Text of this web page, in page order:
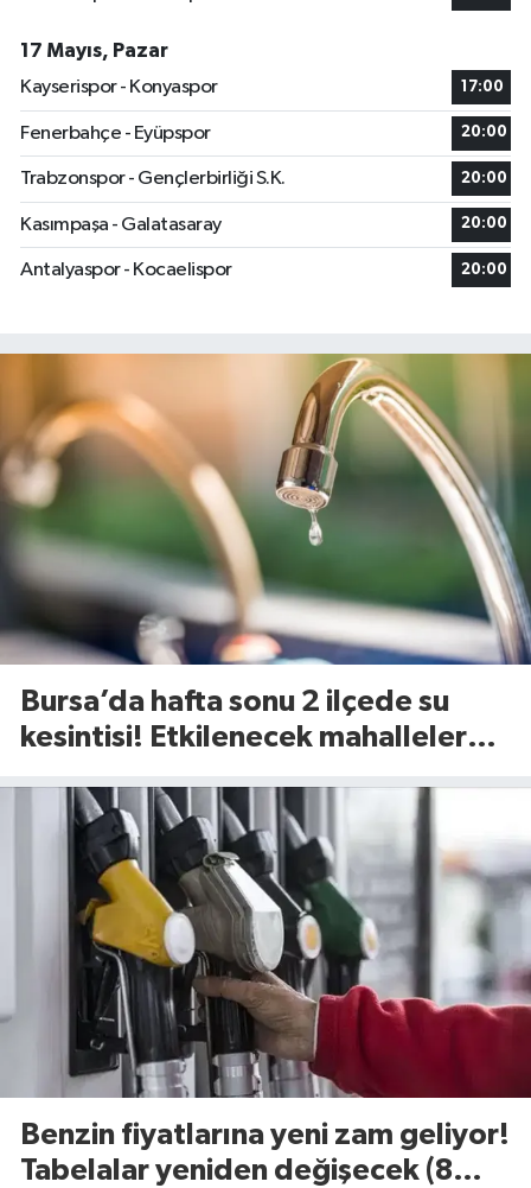
17 Mayıs, Pazar
Kayserispor - Konyaspor
17:00
Fenerbahçe - Eyüpspor 20:00
Trabzonspor - Gençlerbirliği S.K. 20:00
Kasımpaşa - Galatasaray 20:00
Antalyaspor - Kocaelispor 20:00
Bursa’da hafta sonu 2 ilçede su
kesintisi! Etkilenecek mahalleler
Benzin fiyatlarına yeni zam geliyor!
Tabelalar yeniden değişecek (8